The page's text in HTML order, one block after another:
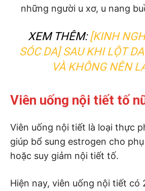
những người u xơ, u nang
XEM THÊM: [KINH
SÓC DA] SAU KHI LỘT
VÀ KHÔNG NÊN
Viên uống nội tiết tố
Viên uống nội tiết là loại thực
giúp bổ sung estrogen cho
hoặc suy giảm nội tiết tố.
Hiện nay, viên uống nội tiết có